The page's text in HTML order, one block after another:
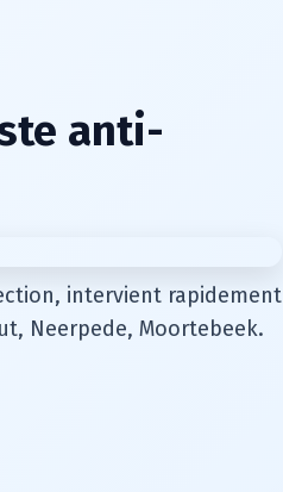
anti-
intervient rapidement
Neerpede, Moortebeek.